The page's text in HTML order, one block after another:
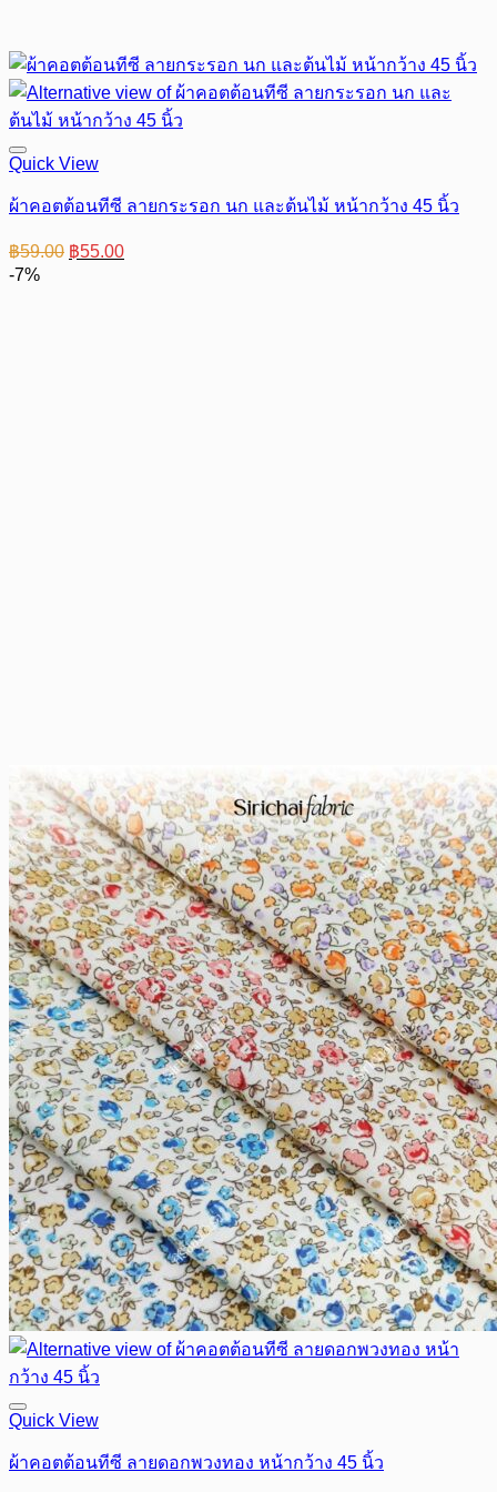
Quick View
ผ้าคอตต้อนทีซี ลายกระรอก นก และต้นไม้ หน้ากว้าง 45 นิ้ว
฿59.00 Original
price
฿55.00Current
price
-7%
Quick View
ผ้าคอตต้อนทีซี ลายดอกพวงทอง หน้ากว้าง 45 นิ้ว